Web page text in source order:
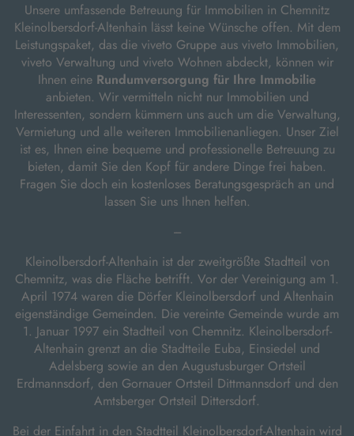
Unsere umfassende Betreuung für Immobilien in Chemnitz
Kleinolbersdorf-Altenhain lässt keine Wünsche offen. Mit dem
Leistungspaket, das die viveto Gruppe aus viveto Immobilien,
viveto Verwaltung und viveto Wohnen abdeckt, können wir
Ihnen eine Rundumversorgung für Ihre Immobilie
anbieten. Wir vermitteln nicht nur Immobilien und
Interessenten, sondern kümmern uns auch um die Verwaltung,
Vermietung und alle weiteren Immobilienanliegen. Unser Ziel
ist es, Ihnen eine bequeme und professionelle Betreuung zu
bieten, damit Sie den Kopf für andere Dinge frei haben.
Fragen Sie doch ein kostenloses Beratungsgespräch an und
lassen Sie uns Ihnen helfen.
---
Kleinolbersdorf-Altenhain ist der zweitgrößte Stadtteil von
Chemnitz, was die Fläche betrifft. Vor der Vereinigung am 1.
April 1974 waren die Dörfer Kleinolbersdorf und Altenhain
eigenständige Gemeinden. Die vereinte Gemeinde wurde am
1. Januar 1997 ein Stadtteil von Chemnitz. Kleinolbersdorf-
Altenhain grenzt an die Stadtteile Euba, Einsiedel und
Adelsberg sowie an den Augustusburger Ortsteil
Erdmannsdorf, den Gornauer Ortsteil Dittmannsdorf und den
Amtsberger Ortsteil Dittersdorf.
Bei der Einfahrt in den Stadtteil Kleinolbersdorf-Altenhain wird